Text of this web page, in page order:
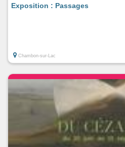
Exposition : Passages
Chambon-sur-Lac